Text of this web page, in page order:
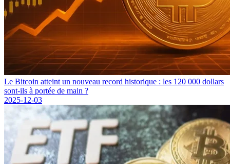
Le Bitcoin atteint un nouveau record historique : les 120 000 dollars
sont-ils à portée de main ?
2025-12-03